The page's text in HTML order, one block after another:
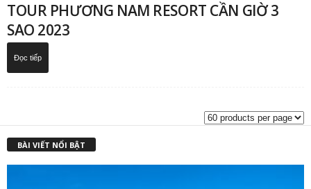
TOUR PHƯƠNG NAM RESORT CẦN GIỜ 3
SAO 2023
Đọc tiếp
BÀI VIẾT NỔI BẬT